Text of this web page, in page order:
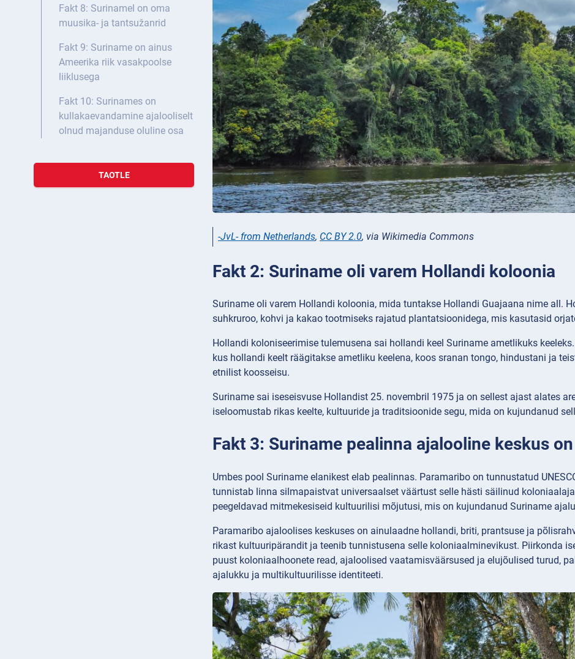
Fakt 8: Surinamel on oma
muusika- ja tantsužanrid
Fakt 9: Suriname on ainus
Ameerika riik vasakpoolse
liiklusega
Fakt 10: Surinames on
kullakaevandamine ajalooliselt
olnud majanduse oluline osa
TAOTLE
-JvL- from Netherlands, CC BY 2.0, via Wikimedia Commons
Fakt 2: Suriname oli varem Hollandi koloonia
Suriname oli varem Hollandi koloonia, mida tuntakse Hollandi Guajaana nime all.
suhkruroo, kohvi ja kakao tootmiseks rajatud plantatsioonidega, mis kasutasid
Hollandi koloniseerimise tulemusena sai hollandi keel Suriname ametlikuks
kus hollandi keelt räägitakse ametliku keelena, koos sranan tongo, hindustani ja
etnilist koosseisu.
Suriname sai iseseisvuse Hollandist 25. novembril 1975 ja on sellest ajast alates
iseloomustab rikas keelte, kultuuride ja traditsioonide segu, mida on kujundanud
Fakt 3: Suriname pealinna ajalooline keskus on
Umbes pool Suriname elanikest elab pealinnas. Paramaribo on tunnustatud
tunnistab linna silmapaistvat universaalset väärtust selle hästi säilinud
peegeldavad mitmekesiseid kultuurilisi mõjutusi, mis on kujundanud Suriname
Paramaribo ajaloolises keskuses on ainulaadne hollandi, briti, prantsuse ja
rikast kultuuripärandit ja teenib tunnistusena selle koloniaalminevikust. Piirkonda
puust koloniaalhoonete read, ajaloolised vaatamisväärsused ja elujõulised turud,
ajalukku ja multikultuurilisse identiteeti.